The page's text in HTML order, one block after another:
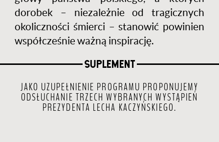
dorobek – niezależnie od tragicznych
okoliczności śmierci – stanowić powinien
współcześnie ważną inspirację.
SUPLEMENT
JAKO UZUPEŁNIENIE PROGRAMU PROPONUJEMY
ODSŁUCHANIE TRZECH WYBRANYCH WYSTĄPIEŃ
PREZYDENTA LECHA KACZYŃSKIEGO.